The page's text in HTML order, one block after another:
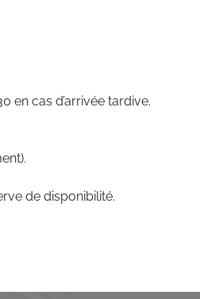
en cas d’arrivée tardive.
de disponibilité.